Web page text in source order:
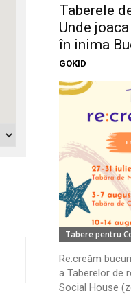
Taberele
Unde
în inima
GOKID
Tabere pentru
Re:creăm
a Taberelor de
Social House